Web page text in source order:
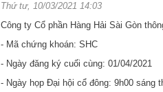
Thứ tư, 10/03/2021 14:03
Công ty Cổ phần Hàng Hải Sài Gòn
- Mã chứng khoán: SHC
- Ngày đăng ký cuối cùng: 01/04/2021
- Ngày họp Đại hội cổ đông: 9h00 sáng